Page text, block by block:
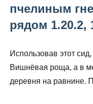
пчелиным
рядом 1.20.2,
Использовав этот
Вишнёвая роща, а в
деревня на равнине.